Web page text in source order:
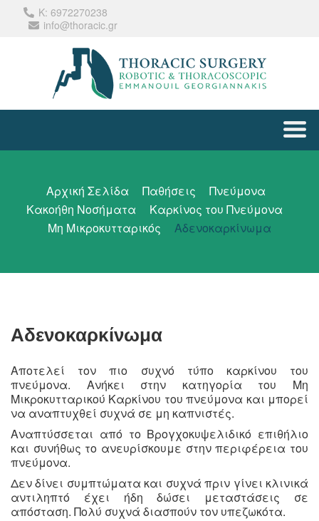
Κ: 6972270238
info@thoracic.gr
Αρχική Σελίδα Παθήσεις
Πνεύμονα
Κακοήθη Νοσήματα
Καρκίνος του Πνεύμονα
Μη Μικροκυτταρικός
Αδενοκαρκίνωμα
Αδενοκαρκίνωμα
Αποτελεί τον πιο συχνό τύπο καρκίνου του
πνεύμονα. Ανήκει στην κατηγορία του Μη
Μικροκυτταρικού Καρκίνου του πνεύμονα και μπορεί
να αναπτυχθεί συχνά σε μη καπνιστές.
Αναπτύσσεται από το Βρογχοκυψελιδικό επιθήλιο
και συνήθως το ανευρίσκουμε στην περιφέρεια του
πνεύμονα.
Δεν δίνει συμπτώματα και συχνά πριν γίνει κλινικά
αντιληπτό έχει ήδη δώσει μεταστάσεις σε
απόσταση. Πολύ συχνά διασπούν τον υπεζωκότα.